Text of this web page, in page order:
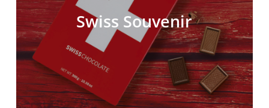
Swiss Souvenir